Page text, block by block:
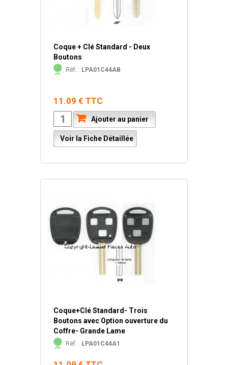
Coque + Clé Standard - Deux
Boutons
Réf. : LPA01C44AB
11.09 € TTC
Ajouter au panier
Voir la Fiche Détaillée
Coque+Clé Standard- Trois
Boutons avec Option ouverture du
Coffre- Grande Lame
Réf. : LPA01C44A1